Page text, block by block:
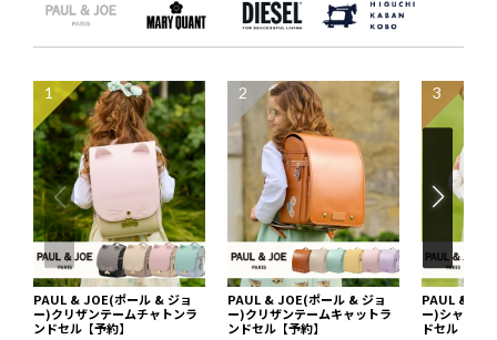
1
PAUL & JOE(ポール & ジョ
ー)クリザンテームチャトンラ
ンドセル【予約】
2
PAUL & JOE(ポール & ジョ
ー)クリザンテームキャットラ
ンドセル【予約】
3
PAUL &
ー)シャトン
ドセル【予